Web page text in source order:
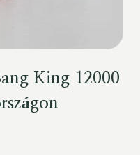
King 12000